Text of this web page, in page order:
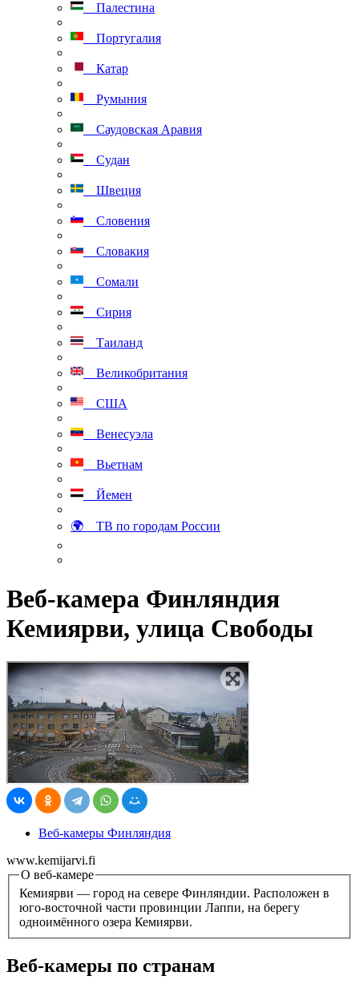
Палестина
Португалия
Катар
Румыния
Саудовская Аравия
Судан
Швеция
Словения
Словакия
Сомали
Сирия
Таиланд
Великобритания
США
Венесуэла
Вьетнам
Йемен
🌍 ТВ по городам России
Веб-камера Финляндия
Кемиярви, улица Свободы
Веб-камеры Финляндия
www.kemijarvi.fi
О веб-камере
Кемиярви — город на севере Финляндии. Расположен в
юго-восточной части провинции Лаппи, на берегу
одноимённого озера Кемиярви.
Веб-камеры по странам